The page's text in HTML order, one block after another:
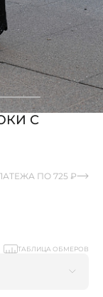
С
ПО 725 ₽
ТАБЛИЦА ОБМЕРОВ